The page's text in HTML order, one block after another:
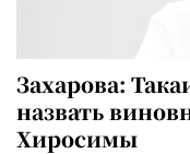
Захарова:
назвать
Хиросимы